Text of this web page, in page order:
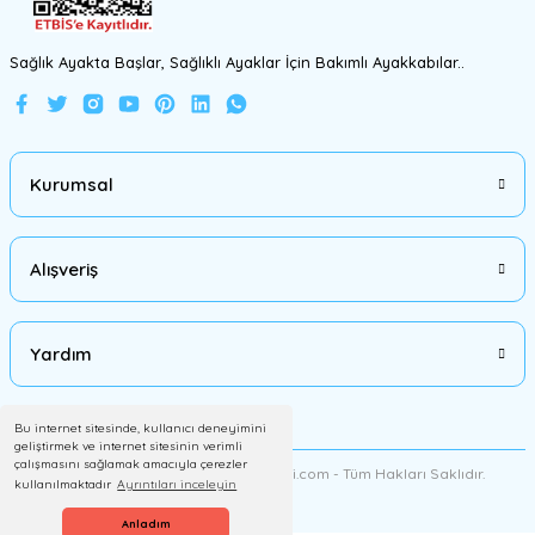
Bu internet sitesinde, kullanıcı deneyimini
geliştirmek ve internet sitesinin verimli
çalışmasını sağlamak amacıyla çerezler
kullanılmaktadır Ayrıntıları inceleyin
Anladım
Sağlık Ayakta Başlar, Sağlıklı Ayaklar İçin Bakımlı Ayakkabılar..
Kurumsal
Alışveriş
Yardım
2012 Copyright AyakkabiMalzemesi.com - Tüm Hakları Saklıdır.